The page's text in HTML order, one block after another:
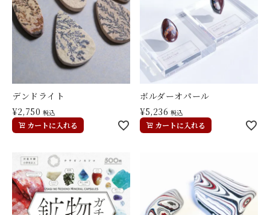
デンドライト
¥2,750 税込
カートに入れる
ボルダーオパール
¥5,236 税込
カートに入れる